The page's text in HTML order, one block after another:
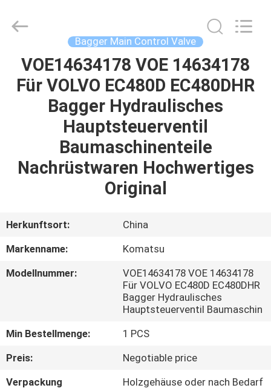
STARTSEITE
PRODUKTE
VR
ÜBER
QUALITÄTSKONTROLLE
Machinery
Reserved.
Bagger Main Control Valve
VOE14634178 VOE 14634178
Für VOLVO EC480D EC480DHR
Bagger Hydraulisches
Hauptsteuerventil
Baumaschinenteile
Nachrüstwaren Hochwertiges
Original
Herkunftsort:
China
Markenname:
Komatsu
Modellnummer:
VOE14634178 VOE 14634178
Für VOLVO EC480D EC480DHR
Bagger Hydraulisches
Hauptsteuerventil Baumaschin
Min Bestellmenge:
1 PCS
Preis:
Negotiable price
Verpackung
Holzgehäuse oder nach Bedarf